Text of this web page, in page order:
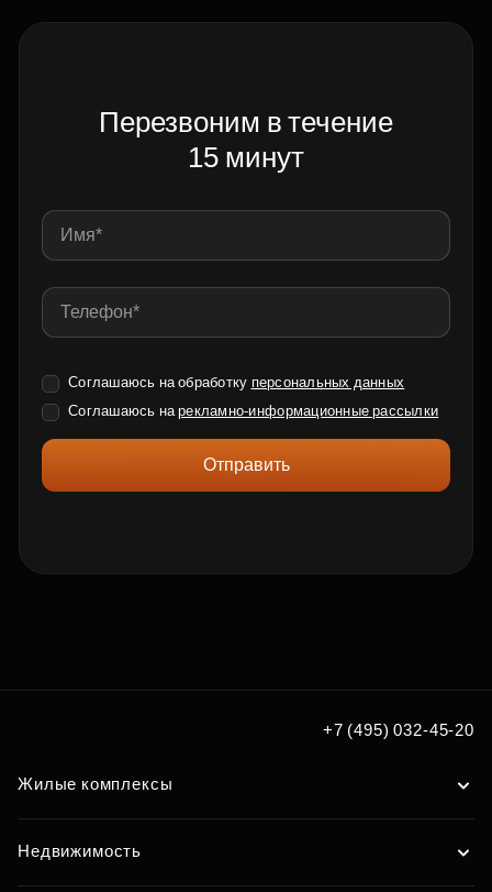
Перезвоним в течение
15 минут
Соглашаюсь на обработку персональных данных
Соглашаюсь нарекламно-информационные рассылки
Отправить
+7 (495) 032-45-20
Жилые комплексы
Недвижимость